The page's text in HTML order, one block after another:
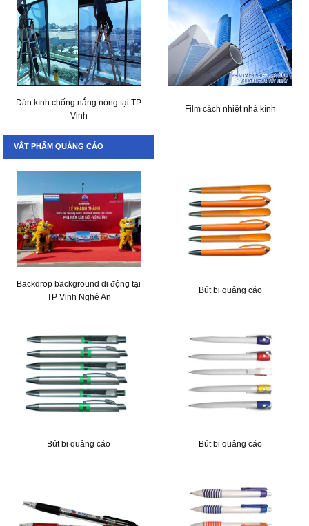
Dán kính chống nắng nóng tại TP
Vinh
Film cách nhiệt nhà kính
VẬT PHẨM QUẢNG CÁO
Backdrop background di động tại
TP Vinh Nghệ An
Bút bi quảng cáo
Bút bi quảng cáo Bút bi quảng cáo